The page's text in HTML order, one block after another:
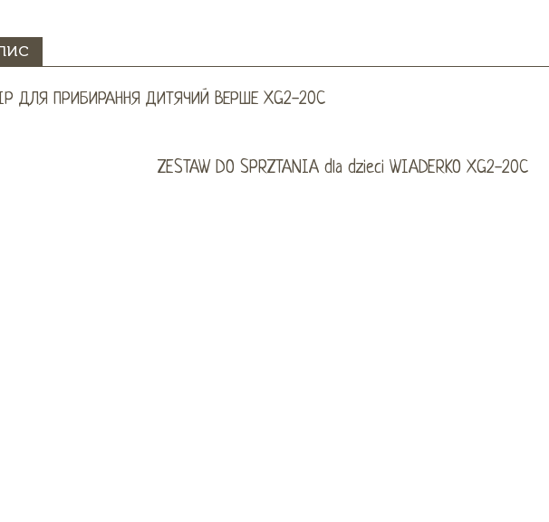
ДЛЯ ПРИБИРАННЯ ДИТЯЧИЙ ВЕРШЕ XG2-20C